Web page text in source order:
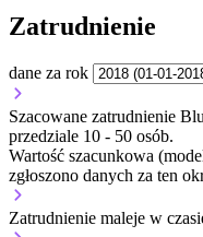
Zatrudnienie
dane za rok
Szacowane zatrudnienie
przedziale 10 - 50 osób.
Wartość szacunkowa
zgłoszono danych za ten
Zatrudnienie maleje w